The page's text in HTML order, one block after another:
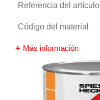
Referencia del artículo
Código del material
Más información